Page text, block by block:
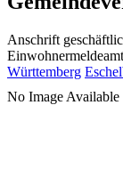
Anschrift
Württemberg
No Image Available